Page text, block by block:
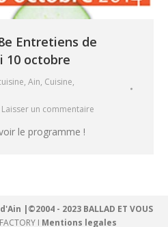
Entretiens de
10 octobre
, Ain, Cuisine,
Laisser un commentaire
le programme !
|©2004 - 2023 BALLAD ET VOUS
I Mentions legales